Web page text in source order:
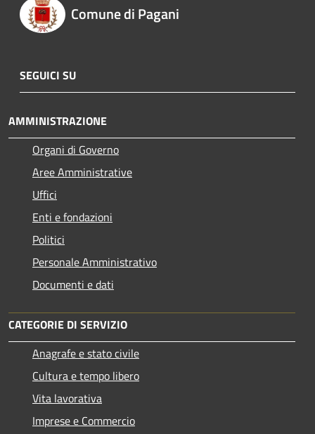
Comune di Pagani
SEGUICI SU
AMMINISTRAZIONE
Organi di Governo
Aree Amministrative
Uffici
Enti e fondazioni
Politici
Personale Amministrativo
Documenti e dati
CATEGORIE DI SERVIZIO
Anagrafe e stato civile
Cultura e tempo libero
Vita lavorativa
Imprese e Commercio